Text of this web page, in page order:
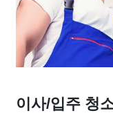
이사/입주 청